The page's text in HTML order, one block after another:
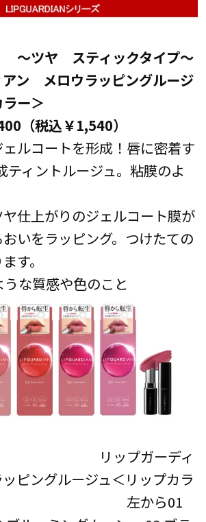
～ツヤ スティックタイプ～
アン メロウラッピングルージ
ラー＞
（税込￥1,540）
ルコートを形成！唇に密着す
ィントルージュ。粘膜のよ
仕上がりのジェルコート膜が
いをラッピング。つけたての
す。
な質感や色のこと
ガーディ
ピングルージュ＜リップカラ
左から01